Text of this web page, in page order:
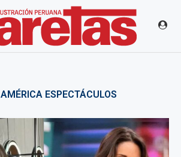
AMÉRICA ESPECTÁCULOS